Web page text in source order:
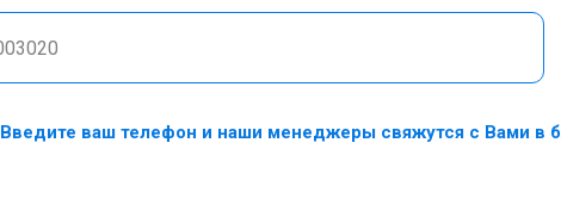
Введите ваш телефон и наши менеджеры свяжутся с Вами в